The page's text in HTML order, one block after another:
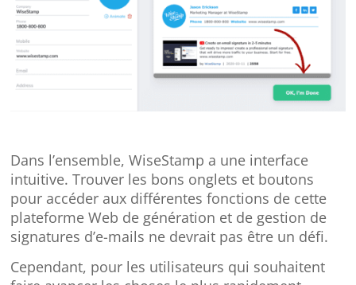
Dans l’ensemble, WiseStamp a une interface
intuitive. Trouver les bons onglets et boutons
pour accéder aux différentes fonctions de cette
plateforme Web de génération et de gestion de
signatures d’e-mails ne devrait pas être un défi.
Cependant, pour les utilisateurs qui souhaitent